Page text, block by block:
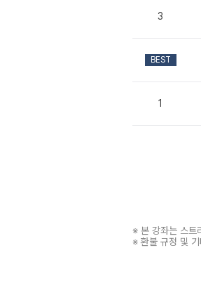
3
BEST
1
※ 본 강좌는 스트
※ 환불 규정 및